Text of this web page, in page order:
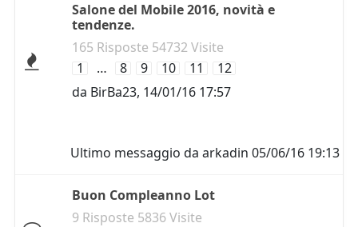
Salone del Mobile 2016, novità e
tendenze.
165 Risposte 54732 Visite
1
… 8 9 10 11
12
da BirBa23, 14/01/16 17:57
Ultimo messaggio da arkadin 05/06/16 19:13
Buon Compleanno Lot
9 Risposte 5836 Visite